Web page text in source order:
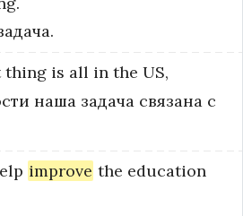
thing is all in the US,
наша задача связана с
improve the education